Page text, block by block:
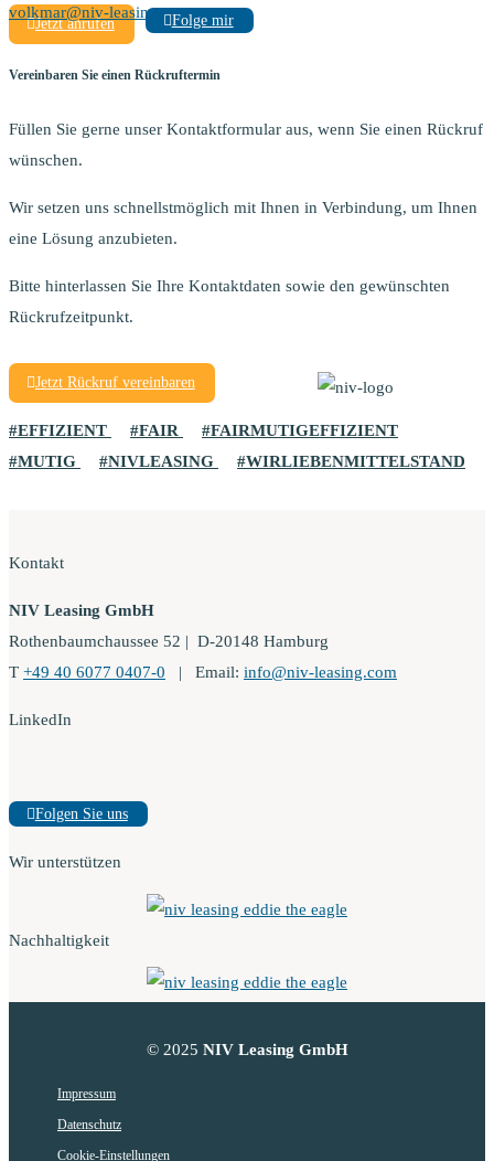
volkmar@niv-leasing.com
Jetzt anrufen Folge mir
Vereinbaren Sie einen Rückruftermin
Füllen Sie gerne unser Kontaktformular aus, wenn Sie einen Rückruf
wünschen.
Wir setzen uns schnellstmöglich mit Ihnen in Verbindung, um Ihnen
eine Lösung anzubieten.
Bitte hinterlassen Sie Ihre Kontaktdaten sowie den gewünschten
Rückrufzeitpunkt.
Jetzt Rückruf vereinbaren
EFFIZIENT FAIR
FAIRMUTIGEFFIZIENT
MUTIG
NIVLEASING WIRLIEBENMITTELSTAND
Kontakt
NIV Leasing GmbH
Rothenbaumchaussee 52 | D-20148 Hamburg
T +49 40 6077 0407-0 | Email: info@niv-leasing.com
LinkedIn
Folgen Sie uns
Wir unterstützen
Nachhaltigkeit
© 2025 NIV Leasing GmbH
Impressum
Datenschutz
Cookie-Einstellungen